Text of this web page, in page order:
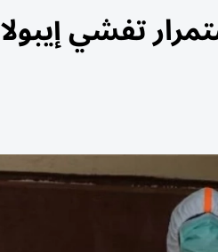
تفشي إيبولا